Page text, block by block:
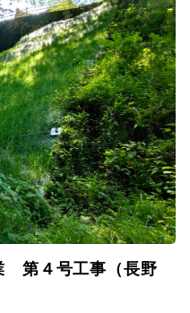
第４号工事（長野